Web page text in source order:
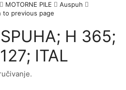
MOTORNE PILE
Auspuh
to previous page
H 365;
ITAL